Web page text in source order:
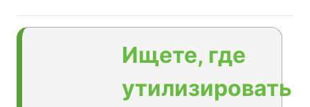
Ищете, где
утилизировать